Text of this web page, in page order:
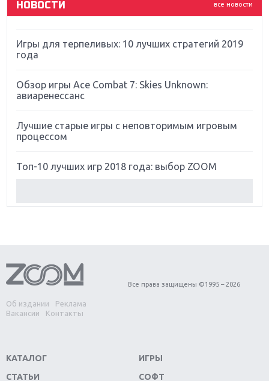
все новости
НОВОСТИ
Far Cry 5: хвалить нельзя ругать
Игры для терпеливых: 10 лучших стратегий 2019
года
Обзор игры Ace Combat 7: Skies Unknown:
авиаренессанс
Лучшие старые игры с неповторимым игровым
процессом
Топ-10 лучших игр 2018 года: выбор ZOOM
Обзор игры Forza Horizon 4: вершина эволюции
Две важных новинки для консолей: Spider-Man и
Divinity Original Sin 2
Switch
Об издании
Реклама
Вакансии
Контакты
Все права защищены ©1995 – 2026
КАТАЛОГ
СТАТЬИ
ИГРЫ
СОФТ